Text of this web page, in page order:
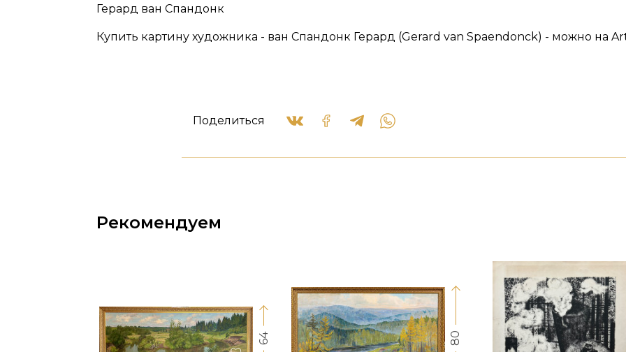
Герард ван Спандонк
Купить картину художника - ван Спандонк Герард (Gerard van Spaendonck) - можно на
Поделиться
Рекомендуем
64 80